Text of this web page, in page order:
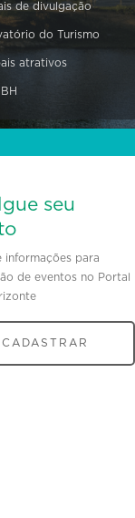
de divulgação
do Turismo
atrativos
seu
informações para
de eventos no Portal
CADASTRAR